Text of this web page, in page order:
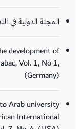
المجلة الدولية في
development of
Vol. 1, No 1,
(Germany)
Arab university
International